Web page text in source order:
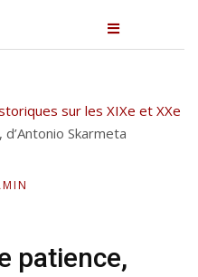
sur les XIXe et XXe
Skarmeta
patience,